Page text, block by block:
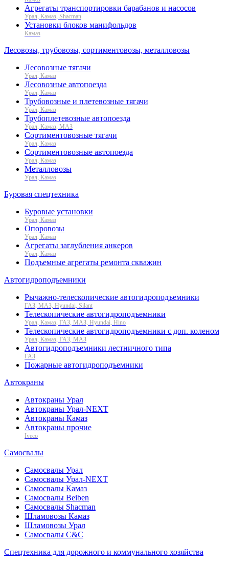
Агрегаты транспортировки барабанов и насосов
Урал, Камаз, Shacman
Установки блоков манифольдов
Камаз
Лесовозы, трубовозы, сортиментовозы, металловозы
Лесовозные тягачи
Урал, Камаз
Лесовозные автопоезда
Урал, Камаз
Трубовозные и плетевозные тягачи
Урал, Камаз
Трубоплетевозные автопоезда
Урал, Камаз, МАЗ
Сортиментовозные тягачи
Урал, Камаз
Сортиментовозные автопоезда
Урал, Камаз
Металловозы
Урал, Камаз
Буровая спецтехника
Буровые установки
Урал, Камаз
Опоровозы
Урал, Камаз
Агрегаты заглубления анкеров
Урал, Камаз
Подъемные агрегаты ремонта скважин
Автогидроподъемники
Рычажно-телескопические автогидроподъемники
ГАЗ, МАЗ, Hyundai, Silant
Телескопические автогидроподъемники
Урал, Камаз, ГАЗ, МАЗ, Hyundai, Hino
Телескопические автогидроподъемники с доп. коленом
Урал, Камаз, ГАЗ, МАЗ
Автогидроподъемники лестничного типа
ГАЗ
Пожарные автогидроподъемники
Автокраны
Автокраны Урал
Автокраны Урал-NEXT
Автокраны Камаз
Автокраны прочие
Iveco
Самосвалы
Самосвалы Урал
Самосвалы Урал-NEXT
Самосвалы Камаз
Самосвалы Beiben
Самосвалы Shacman
Шламовозы Камаз
Шламовозы Урал
Самосвалы C&C
Спецтехника для дорожного и коммунального хозяйства